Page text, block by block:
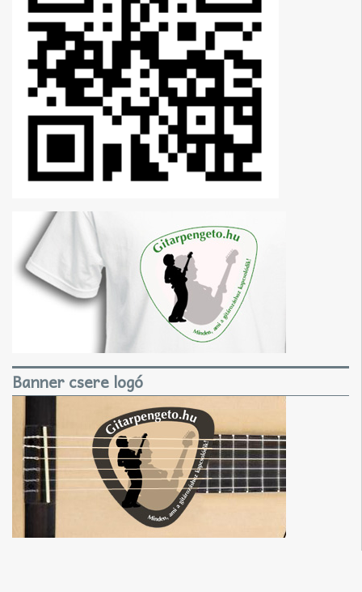
Banner csere logó